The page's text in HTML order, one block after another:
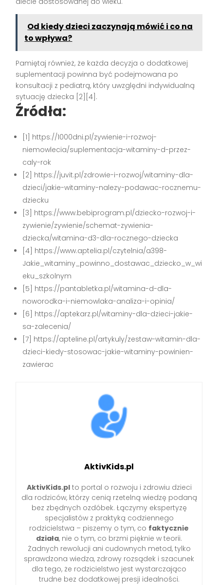
Od kiedy dzieci zaczynają mówić i co na
to wpływa?
Pamiętaj również, że każda decyzja o dodatkowej
suplementacji powinna być podejmowana po
konsultacji z pediatrą, który uwzględni indywidualną
sytuację dziecka [2][4] .
Źródła:
[1] https://1000dni.pl/zywienie-i-rozwoj-
niemowlecia/suplementacja-witaminy-d-przez-
caly-rok
[2] https://juvit.pl/zdrowie-i-rozwoj/witaminy-dla-
dzieci/jakie-witaminy-nalezy-podawac-rocznemu-
dziecku
[3] https://www.bebiprogram.pl/dziecko-rozwoj-i-
zywienie/zywienie/schemat-zywienia-
dziecka/witamina-d3-dla-rocznego-dziecka
[4] https://www.aptelia.pl/czytelnia/a398-
Jakie_witaminy_powinno_dostawac_dziecko_w_wi
eku_szkolnym
[5] https://pantabletka.pl/witamina-d-dla-
noworodka-i-niemowlaka-analiza-i-opinia/
[6] https://aptekarz.pl/witaminy-dla-dzieci-jakie-
sa-zalecenia/
[7] https://apteline.pl/artykuly/zestaw-witamin-dla-
dzieci-kiedy-stosowac-jakie-witaminy-powinien-
zawierac
AktivKids.pl
AktivKids.plto portal o rozwoju i zdrowiu dzieci
dla rodziców, którzy cenią rzetelną wiedzę podaną
bez zbędnych ozdóbek. Łączymy ekspertyzę
specjalistów z praktyką codziennego
rodzicielstwa – piszemy o tym, co faktycznie
działa, nie o tym, co brzmi pięknie w teorii.
Żadnych rewolucji ani cudownych metod, tylko
sprawdzona wiedza, zdrowy rozsądek i szacunek
dla tego, że rodzicielstwo jest wystarczająco
trudne bez dodatkowej presji idealności.